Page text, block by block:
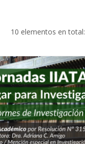
10 elementos en total: